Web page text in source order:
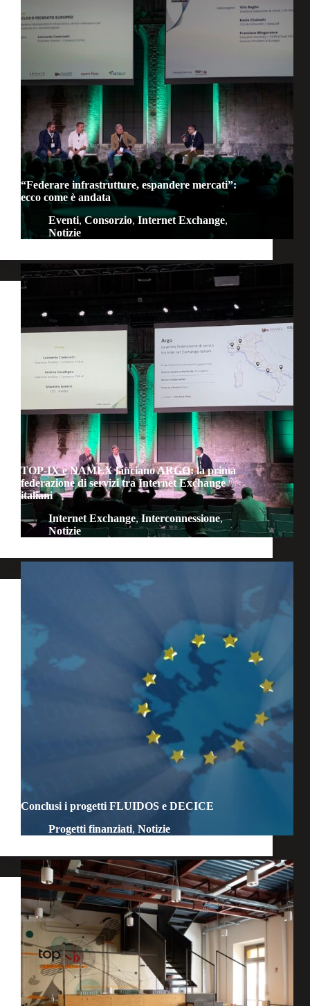
“Federare infrastrutture, espandere mercati”:
ecco come è andata
Eventi,Consorzio,Internet Exchange,
Notizie
TOP-IX e NAMEX lanciano ARGO: la prima
federazione di servizi tra Internet Exchange
italiani
Internet Exchange,Interconnessione,
Notizie
Conclusi i progetti FLUIDOS e DECICE
Progetti finanziati, Notizie